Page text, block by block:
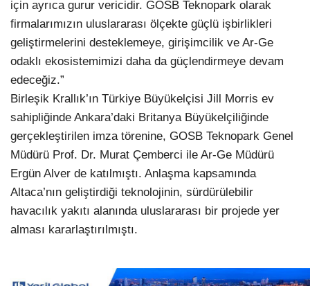
için ayrıca gurur vericidir. GOSB Teknopark olarak
firmalarımızın uluslararası ölçekte güçlü işbirlikleri
geliştirmelerini desteklemeye, girişimcilik ve Ar-Ge
odaklı ekosistemimizi daha da güçlendirmeye devam
edeceğiz.”
Birleşik Krallık’ın Türkiye Büyükelçisi Jill Morris ev
sahipliğinde Ankara’daki Britanya Büyükelçiliğinde
gerçekleştirilen imza törenine, GOSB Teknopark Genel
Müdürü Prof. Dr. Murat Çemberci ile Ar-Ge Müdürü
Ergün Alver de katılmıştı. Anlaşma kapsamında
Altaca’nın geliştirdiği teknolojinin, sürdürülebilir
havacılık yakıtı alanında uluslararası bir projede yer
alması kararlaştırılmıştı.